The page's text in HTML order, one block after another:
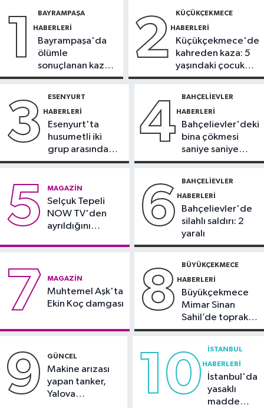
otobüsü İETT otobüsüne çarptı
Avcılar Haberleri
kazaya neden oldu
Küçükçekmece Haberleri
Deresi'nde batık tekneler
karabatakların yuvası oldu
Kadınlarda oran yüzde 40’larda
1 BAYRAMPAŞA
HABERLERI
Bayrampaşa'da
ölümle
sonuçlanan kaza:
Sürücü
2 KÜÇÜKÇEKMECE
HABERLERI
Küçükçekmece'de
kahreden kaza: 5
yaşındaki çocuk
yoğun bakımda
3 ESENYURT
HABERLERI
Esenyurt'ta
husumetli iki
grup arasında
silahlı kavga
4 BAHÇELIEVLER
HABERLERI
Bahçelievler'deki
bina çökmesi
saniye saniye
görüntülendi
5 MAGAZIN
Selçuk Tepeli
NOW TV'den
ayrıldığını
6 BAHÇELIEVLER
HABERLERI
Bahçelievler'de
silahlı saldırı: 2
yaralı
7 MAGAZIN
Muhtemel Aşk'ta
Ekin Koç damgası
8 BÜYÜKÇEKMECE
HABERLERI
Büyükçekmece
Mimar Sinan
Sahil’de toprak
kayması
9 GÜNCEL
Makine arızası
yapan tanker,
Yalova
10 İSTANBUL
HABERLERI
İstanbul'da
yasaklı
madde